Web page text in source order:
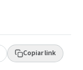
Copiar link